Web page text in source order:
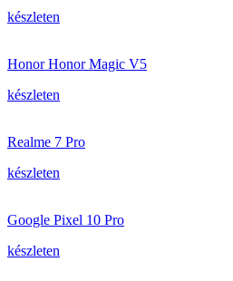
készleten
Honor Honor Magic V5
készleten
Realme 7 Pro
készleten
Google Pixel 10 Pro
készleten